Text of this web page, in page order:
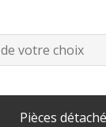
Pièces